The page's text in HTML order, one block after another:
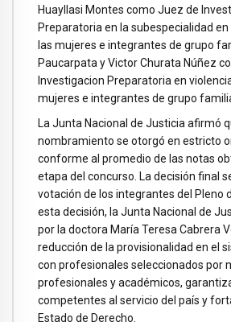
Huayllasi Montes como Juez de
Preparatoria en la subespecialidad
las mujeres e integrantes de grupo
Paucarpata y Victor Churata Núñez
Investigacion Preparatoria en
mujeres e integrantes de grupo
La Junta Nacional de Justicia afirmó
nombramiento se otorgó en estricto
conforme al promedio de las notas
etapa del concurso. La decisión final
votación de los integrantes del Pleno
esta decisión, la Junta Nacional de
por la doctora María Teresa Cabrera
reducción de la provisionalidad en el
con profesionales seleccionados por
profesionales y académicos,
competentes al servicio del país y
Estado de Derecho.